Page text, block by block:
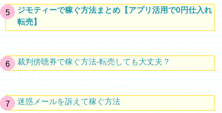
ジモティーで稼ぐ方法まとめ【アプリ活用で0円仕入れ
転売】
裁判傍聴券で稼ぐ方法-転売しても大丈夫？
迷惑メールを訴えて稼ぐ方法